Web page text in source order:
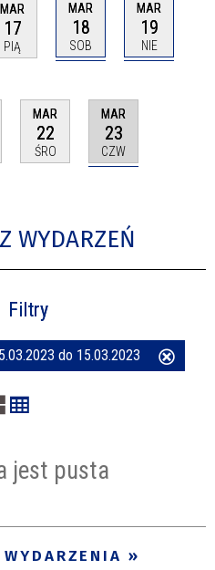
MAR
17
PIĄ
MAR
18
SOB
MAR
19
NIE
MAR
22
ŚRO
MAR
23
CZW
WYDARZEŃ
Filtry
do 15.03.2023
jest pusta